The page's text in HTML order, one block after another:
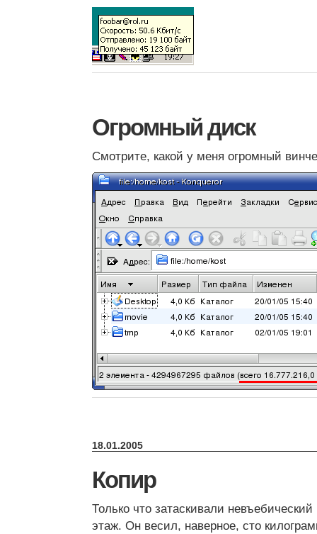
Огромный диск
Смотрите, какой у меня огромный
18.01.2005
Копир
Только что затаскивали
этаж. Он весил, наверное, сто